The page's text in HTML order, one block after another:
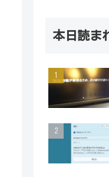
本日読ま